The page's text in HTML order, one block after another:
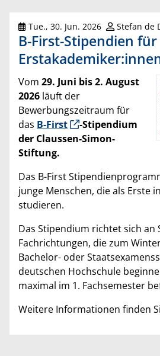
Tue., 30. Jun. 2026 Stefan de
B-First-Stipendien für
Vom 29. Juni bis 2. August
2026 läuft der
Bewerbungszeitraum für
das B-First
-Stipendium
der Claussen-Simon-
Stiftung.
Das B-First
junge Menschen, die als Erste
studieren.
Das Stipendium richtet sich an
Fachrichtungen, die zum
Bachelor- oder
deutschen Hochschule
maximal im 1. Fachsemester
Weitere Informationen finden